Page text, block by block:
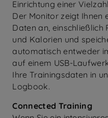
Einrichtung einer
Der Monitor zeigt Ihnen
Daten an, einschließlich
und Kalorien und
automatisch entweder
auf einem USB-
Ihre Trainingsdaten in
Logbook.
Connected Training